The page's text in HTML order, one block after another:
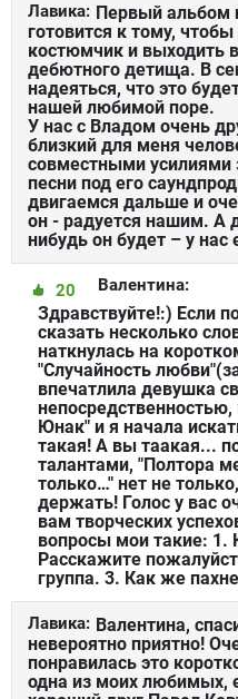
Лавика: Первый альбом
готовится к тому,
костюмчик и выходить
дебютного детища. В
надеяться, что это
нашей любимой поре.
У нас с Владом очень
близкий для меня
совместными
песни под его
двигаемся дальше и
он - радуется нашим. А
нибудь он будет – у
Валентина:
20
Здравствуйте!:) Если
сказать несколько
наткнулась на
"Случайность
впечатлила девушка
Юнак" и я начала
такая! А вы таакая...
талантами, "Полтора
только…" нет не
держать! Голос у вас
вам творческих
вопросы мои такие: 1.
Расскажите
группа. 3. Как же
Лавика: Валентина,
невероятно приятно!
понравилась это
одна из моих любимых,